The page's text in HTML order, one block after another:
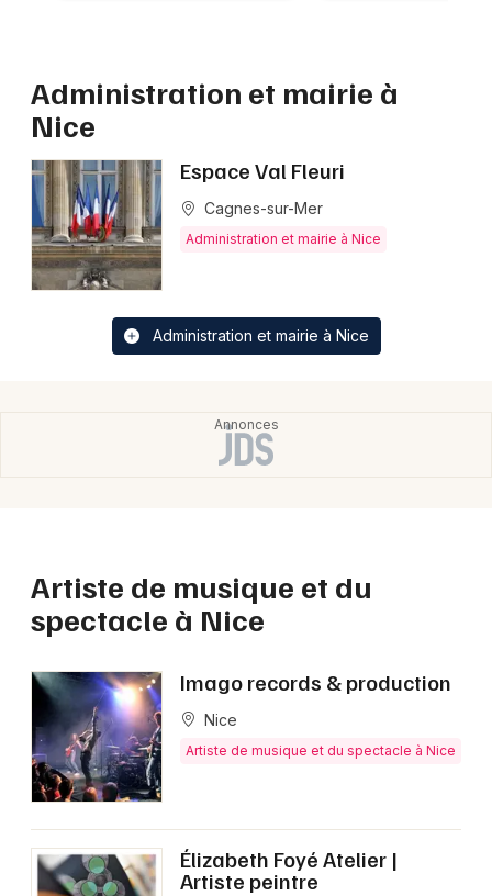
Magazine à Nice
Administration et mairie à
Nice
Espace Val Fleuri
Cagnes-sur-Mer
Administration et mairie à Nice
Administration et mairie à Nice
Artiste de musique et du
spectacle à Nice
Imago records & production
Nice
Artiste de musique et du spectacle à Nice
Élizabeth Foyé Atelier |
Artiste peintre